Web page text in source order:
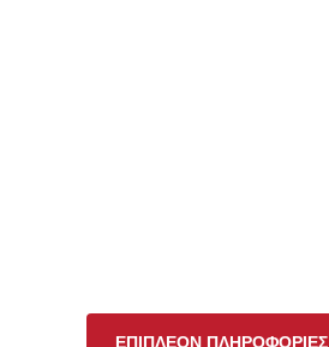
ΕΠΙΠΛΈΟΝ ΠΛΗΡΟΦΟΡΊΕΣ